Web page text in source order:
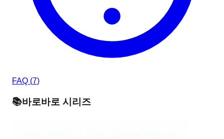
FAQ (7)
📚바로바로 시리즈